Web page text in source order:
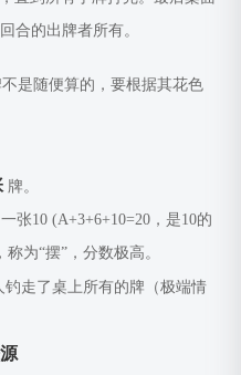
合的出牌者所有。
是随便算的，要根据其花色
牌。
张10 (A+3+6+10=20，是10的
为“摆”，分数极高。
钓走了桌上所有的牌（极端情